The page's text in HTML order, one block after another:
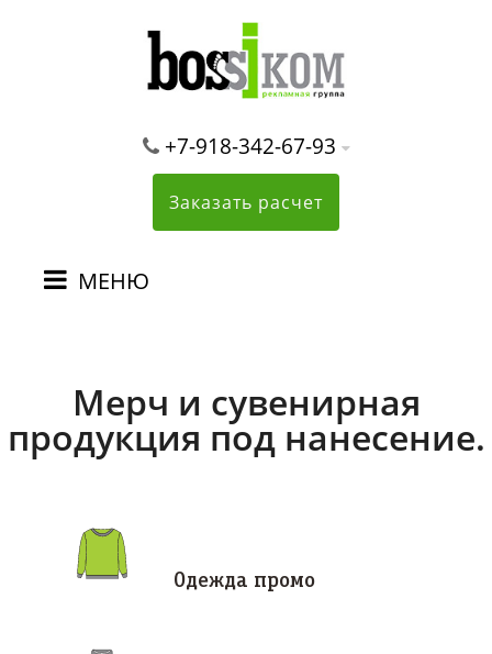
+7-918-342-67-93
Заказать расчет
МЕНЮ
Мерч и сувенирная
продукция под нанесение.
Одежда промо